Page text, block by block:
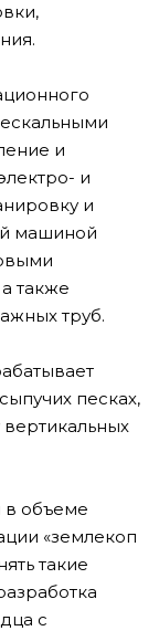
и
и
и
машиной
также
труб.
песках,
в объеме
«землекоп
такие
с